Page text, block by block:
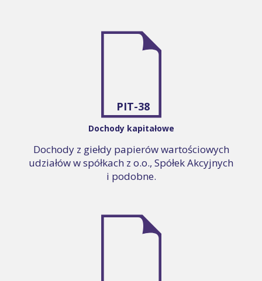
PIT-38
Dochody kapitałowe
Dochody z giełdy papierów wartościowych
udziałów w spółkach z o.o., Spółek Akcyjnych
i podobne.